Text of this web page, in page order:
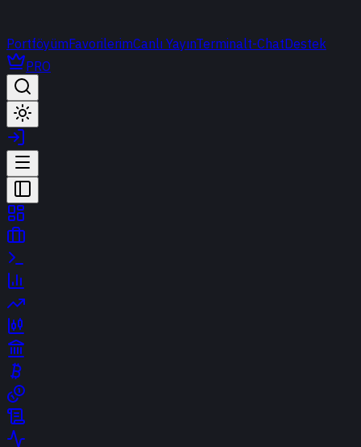
PortföyümFavorilerimCanlı YayınTerminalt-ChatDestek
PRO